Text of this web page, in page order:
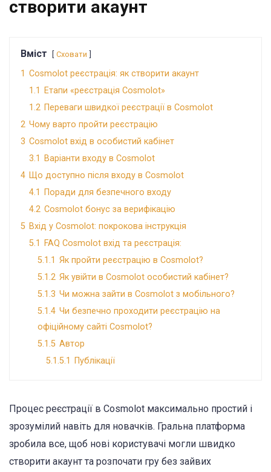
створити акаунт
Вміст Сховати
1 Cosmolot реєстрація: як створити акаунт
1.1
Етапи «реєстрація Cosmolot»
1.2 Переваги швидкої реєстрації в Cosmolot
2 Чому варто пройти реєстрацію
3 Cosmolot вхід в особистий кабінет
3.1
Варіанти входу в Cosmolot
4 Що доступно після входу в Cosmolot
4.1
Поради для безпечного входу
4.2 Cosmolot бонус за верифікацію
5 Вхід у Cosmolot: покрокова інструкція
5.1
FAQ Cosmolot вхід та реєстрація:
5.1.1 Як пройти реєстрацію в Cosmolot?
5.1.2 Як увійти в Cosmolot особистий кабінет?
5.1.3 Чи можна зайти в Cosmolot з мобільного?
5.1.4 Чи безпечно проходити реєстрацію на
офіційному сайті Cosmolot?
5.1.5 Автор
5.1.5.1
Публікації
Процес реєстрації в Cosmolot максимально простий і
зрозумілий навіть для новачків. Гральна платформа
зробила все, щоб нові користувачі могли швидко
створити акаунт та розпочати гру без зайвих